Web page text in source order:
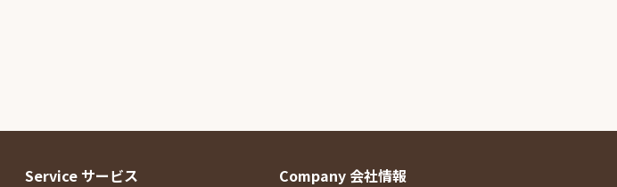
Service サービス Company 会社情報